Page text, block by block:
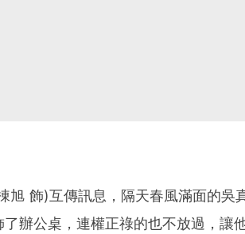
旭 飾)互傳訊息，隔天春風滿面的吳
辦公桌，連權正祿的也不放過，讓